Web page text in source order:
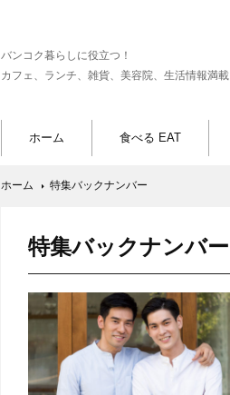
バンコク暮らしに役立つ！
カフェ、ランチ、雑貨、美容院、生活情報満載
ホーム 食べる EAT
ホーム 特集バックナンバー
特集バックナンバー